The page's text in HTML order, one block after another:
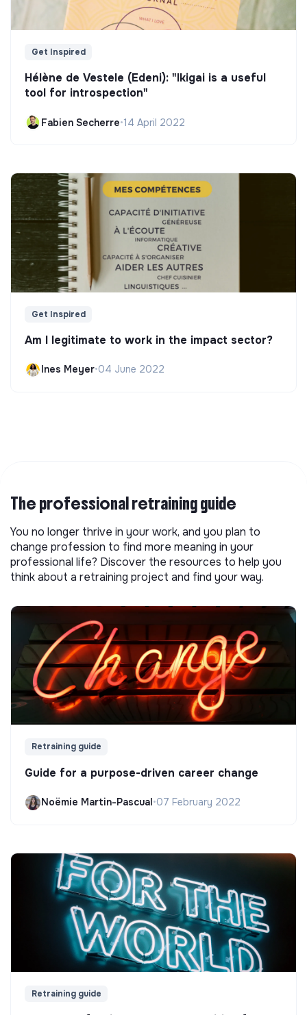
Get Inspired
Hélène de Vestele (Edeni): "Ikigai is a useful
tool for introspection"
Fabien Secherre•14 April 2022
Get Inspired
Am I legitimate to work in the impact sector?
Ines Meyer•04 June 2022
The professional retraining guide
You no longer thrive in your work, and you plan to
change profession to find more meaning in your
professional life? Discover the resources to help you
think about a retraining project and find your way.
Retraining guide
Guide for a purpose-driven career change
Noëmie Martin-Pascual•07 February 2022
Retraining guide